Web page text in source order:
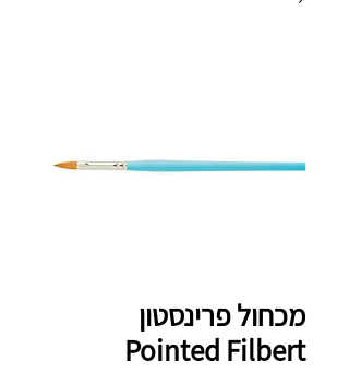
מכחול פרינסטון
Pointed Filbert